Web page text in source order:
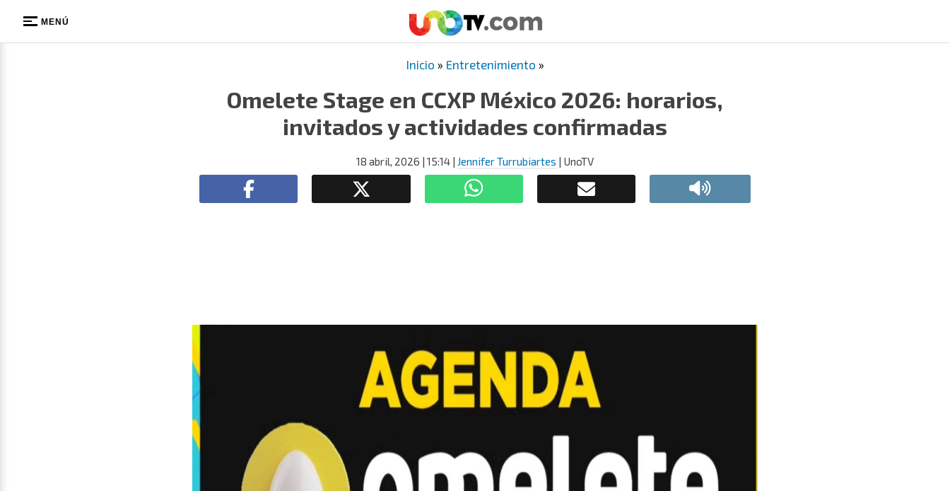
MENÚ
Inicio » Entretenimiento »
Omelete Stage en CCXP México 2026: horarios,
invitados y actividades confirmadas
18 abril, 2026 | 15:14 | Jennifer Turrubiartes | UnoTV